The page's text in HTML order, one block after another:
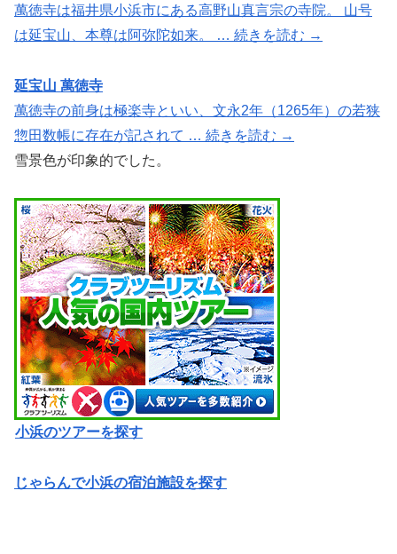
萬徳寺は福井県小浜市にある高野山真言宗の寺院。 山号
は延宝山、本尊は阿弥陀如来。 … 続きを読む →
延宝山 萬徳寺
萬徳寺の前身は極楽寺といい、文永2年（1265年）の若狭
惣田数帳に存在が記されて … 続きを読む →
雪景色が印象的でした。
小浜のツアーを探す
じゃらんで小浜の宿泊施設を探す